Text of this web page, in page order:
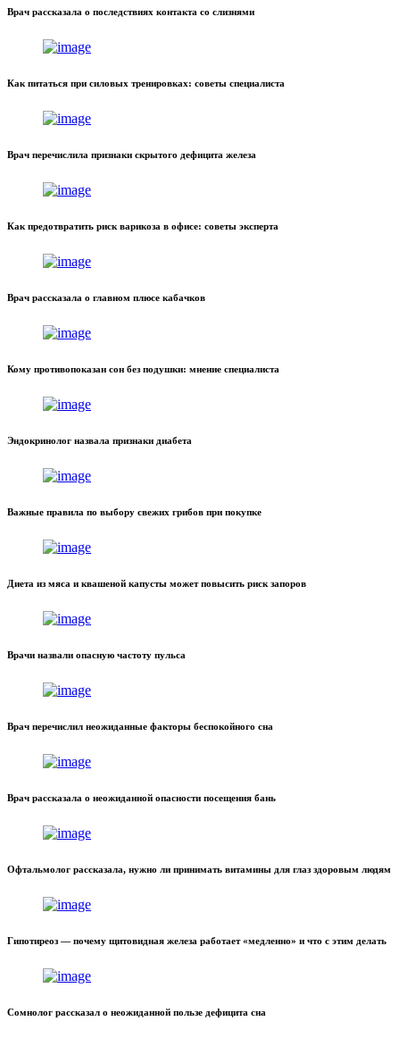
Врач рассказала о последствиях контакта со слизнями
Как питаться при силовых тренировках: советы специалиста
Врач перечислила признаки скрытого дефицита железа
Как предотвратить риск варикоза в офисе: советы эксперта
Врач рассказала о главном плюсе кабачков
Кому противопоказан сон без подушки: мнение специалиста
Эндокринолог назвала признаки диабета
Важные правила по выбору свежих грибов при покупке
Диета из мяса и квашеной капусты может повысить риск запоров
Врачи назвали опасную частоту пульса
Врач перечислил неожиданные факторы беспокойного сна
Врач рассказала о неожиданной опасности посещения бань
Офтальмолог рассказала, нужно ли принимать витамины для глаз здоровым людям
Гипотиреоз — почему щитовидная железа работает «медленно» и что с этим делать
Сомнолог рассказал о неожиданной пользе дефицита сна